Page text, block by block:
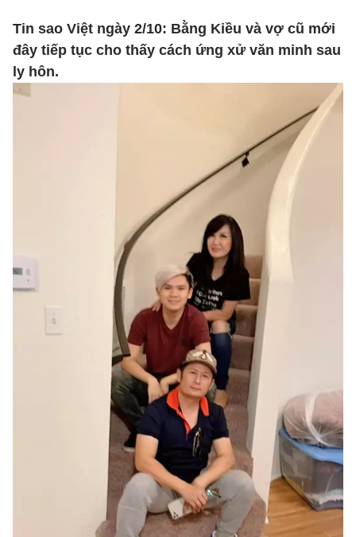
Tin sao Việt ngày 2/10: Bằng Kiều và vợ cũ mới
đây tiếp tục cho thấy cách ứng xử văn minh sau
ly hôn.